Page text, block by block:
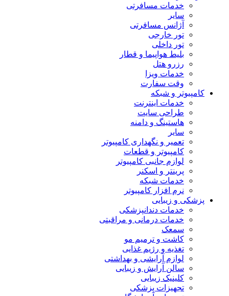
خدمات مسافرتی
سایر
آژانس مسافرتی
تور خارجی
تور داخلی
بلیط هواپیما و قطار
رزرو هتل
خدمات ویزا
وقت سفارت
کامپیوتر و شبکه
خدمات اینترنت
طراحی سایت
هاستینگ و دامنه
سایر
تعمیر و نگهداری کامپیوتر
کامپیوتر و قطعات
لوازم جانبی کامپیوتر
پرینتر و اسکنر
خدمات شبکه
نرم افزار کامپیوتر
پزشکی و زیبایی
خدمات دندانپزشکی
خدمات درمانی و مراقبتی
سمعک
کاشت و ترمیم مو
تغذیه و رژیم غذایی
لوازم آرایشی و بهداشتی
سالن آرایش و زیبایی
کلینیک زیبایی
تجهیزات پزشکی